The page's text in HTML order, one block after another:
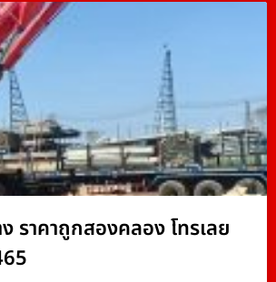
ราคาถูกสองคลอง โทรเลย